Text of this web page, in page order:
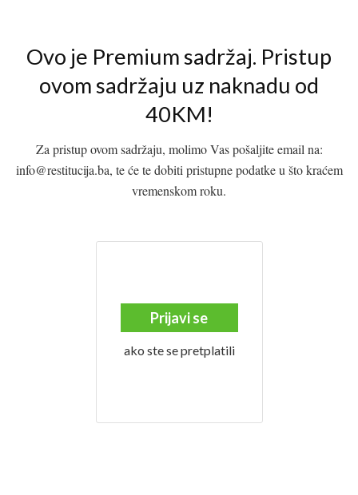
Ovo je Premium sadržaj. Pristup
ovom sadržaju uz naknadu od
40KM!
Za pristup ovom sadržaju, molimo Vas pošaljite email na:
info@restitucija.ba, te će te dobiti pristupne podatke u što kraćem
vremenskom roku.
Prijavi se
ako ste se pretplatili